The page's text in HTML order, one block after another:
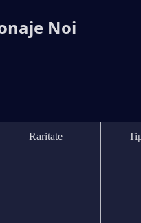
Noi
Raritate